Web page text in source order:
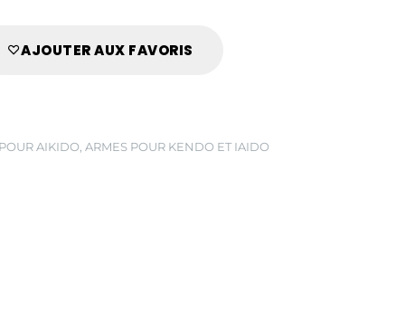
AJOUTER AUX FAVORIS
AIKIDO ,ARMES POUR KENDO ET IAIDO